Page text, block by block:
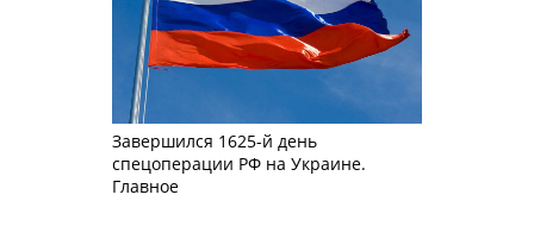
Завершился 1625-й день
спецоперации РФ на Украине.
Главное